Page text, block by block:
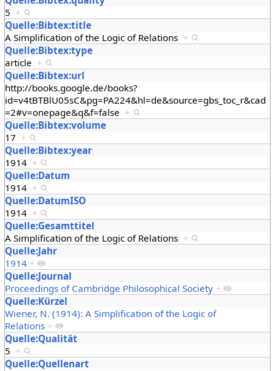
5 +
Quelle:Bibtex:title
A Simplification of the Logic of Relations +
Quelle:Bibtex:type
article +
Quelle:Bibtex:url
http://books.google.de/books?
id=v4tBTBlU05sC&pg=PA224&hl=de&source=gbs_toc_r&cad
=2#v=onepage&q&f=false +
Quelle:Bibtex:volume
17 +
Quelle:Bibtex:year
1914 +
Quelle:Datum
1914 +
Quelle:DatumISO
1914 +
Quelle:Gesamttitel
A Simplification of the Logic of Relations +
Quelle:Jahr
1914 +
Quelle:Journal
Proceedings of Cambridge Philosophical Society +
Quelle:Kürzel
Wiener, N. (1914): A Simplification of the Logic of
Relations +
Quelle:Qualität
5 +
Quelle:Quellenart